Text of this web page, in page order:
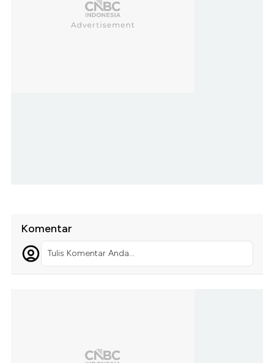
Komentar
Tulis Komentar Anda...